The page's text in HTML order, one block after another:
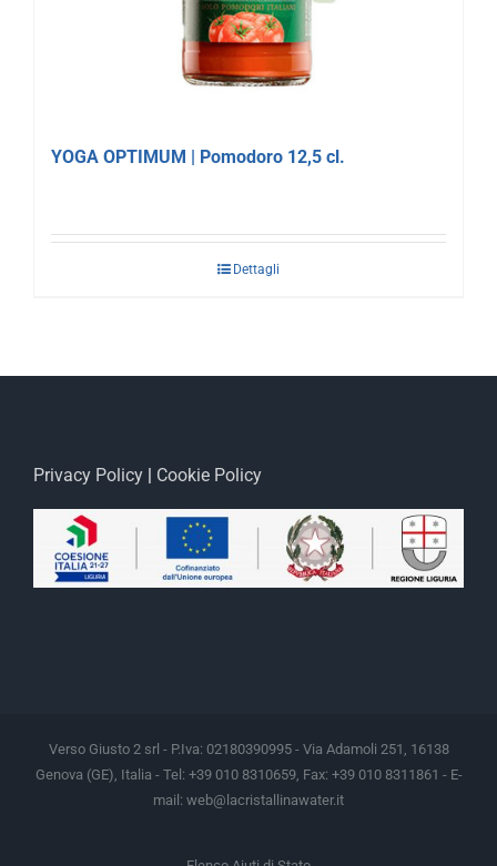
YOGA OPTIMUM | Pomodoro 12,5 cl.
Dettagli
Privacy Policy Cookie Policy
Verso Giusto 2 srl - P.Iva: 02180390995 - Via Adamoli 251, 16138
Genova (GE), Italia - Tel: +39 010 8310659, Fax: +39 010 8311861 - E-
mail: web@lacristallinawater.it